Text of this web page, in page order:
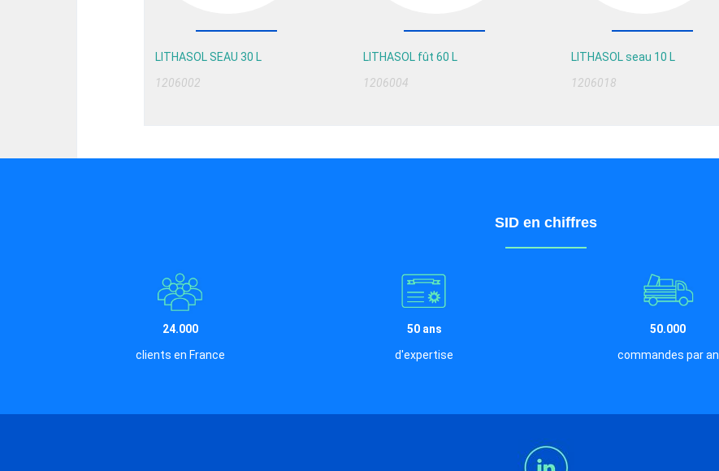
LITHASOL SEAU 30 L
1206002
LITHASOL fût 60 L
1206004
LITHASOL seau 10 L
1206018
SID en chiffres
24.000
clients en France
50 ans
d'expertise
50.000
commandes par an